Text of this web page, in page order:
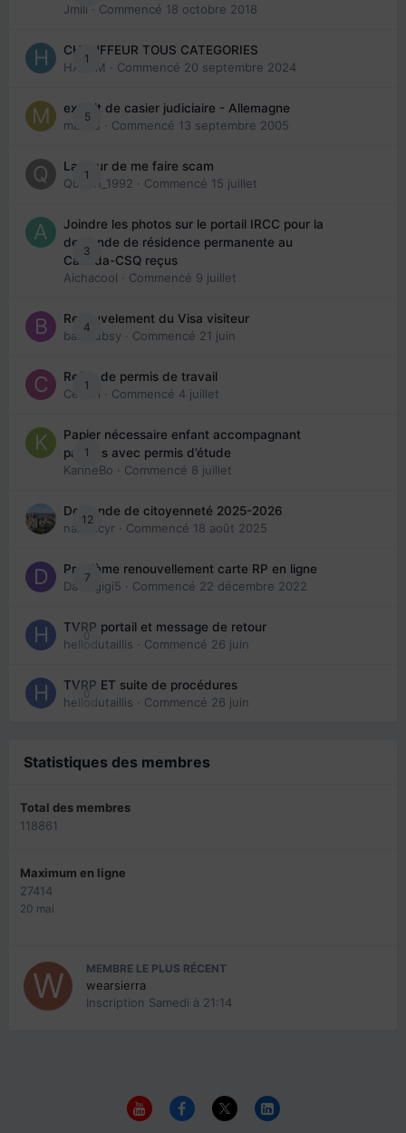
Jmili · Commencé 18 octobre 2018
1
CHAUFFEUR TOUS CATEGORIES
HAZEM · Commencé 20 septembre 2024
5
extrait de casier judiciaire - Allemagne
maries · Commencé 13 septembre 2005
1
La peur de me faire scam
Queen_1992 · Commencé 15 juillet
3
Joindre les photos sur le portail IRCC pour la
demande de résidence permanente au
Canada-CSQ reçus
Aichacool · Commencé 9 juillet
4
Renouvelement du Visa visiteur
babibubsy · Commencé 21 juin
1
Refus de permis de travail
Cedbri · Commencé 4 juillet
1
Papier nécessaire enfant accompagnant
parents avec permis d’étude
KarineBo · Commencé 8 juillet
12
Demande de citoyenneté 2025-2026
nanancyr · Commencé 18 août 2025
7
Problème renouvellement carte RP en ligne
Davidgigi5 · Commencé 22 décembre 2022
0
TVRP portail et message de retour
hellodutaillis · Commencé 26 juin
0
TVRP ET suite de procédures
hellodutaillis · Commencé 26 juin
Statistiques des membres
Total des membres
118861
Maximum en ligne
27414
20 mai
MEMBRE LE PLUS RÉCENT
wearsierra
Inscription Samedi à 21:14